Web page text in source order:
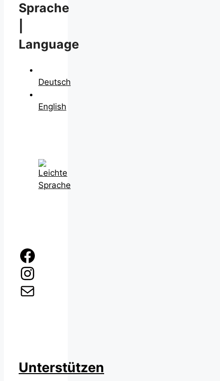
Sprache
Language
Deutsch
English
Facebook
Instagram
E-Mail
Unterstützen